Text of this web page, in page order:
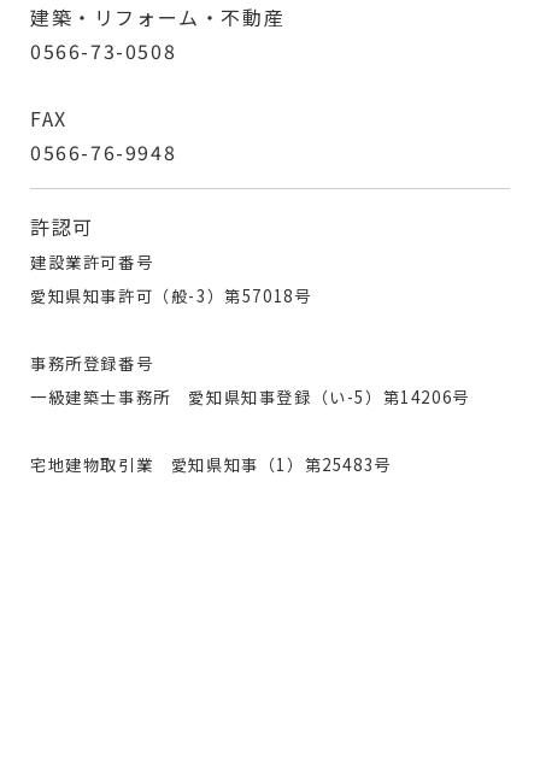
建築・リフォーム・不動産
0566-73-0508
FAX
0566-76-9948
許認可
建設業許可番号
愛知県知事許可（般-3）第57018号
事務所登録番号
一級建築士事務所 愛知県知事登録（い-5）第14206号
宅地建物取引業 愛知県知事（1）第25483号